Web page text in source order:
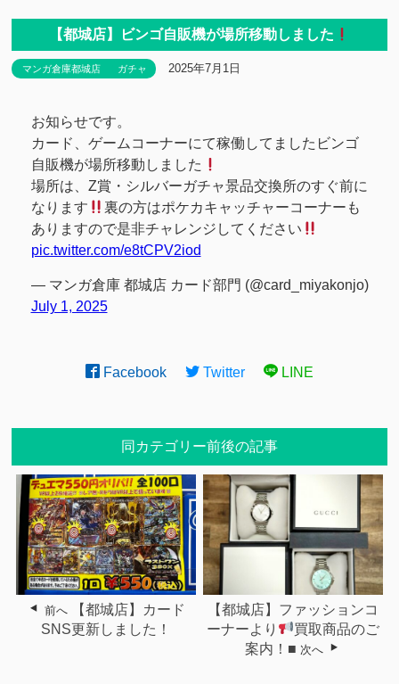
【都城店】ビンゴ自販機が場所移動しました
マンガ倉庫都城店 ガチャ 2025年7月1日
お知らせです。
カード、ゲームコーナーにて稼働してましたビンゴ
自販機が場所移動しました
場所は、Z賞・シルバーガチャ景品交換所のすぐ前に
なります
裏の方はポケカキャッチャーコーナーも
ありますので是非チャレンジしてください
pic.twitter.com/e8tCPV2iod
— マンガ倉庫 都城店 カード部門 (@card_miyakonjo)
July 1, 2025
Facebook Twitter LINE
同カテゴリー前後の記事
前へ
【都城店】カード
SNS更新しました！
【都城店】ファッションコ
ーナーより
買取商品のご
案内！■ 次へ